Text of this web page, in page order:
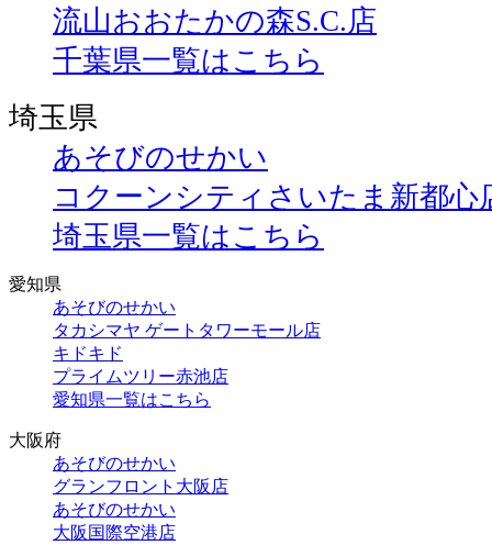
流山おおたかの森S.C.店
千葉県一覧はこちら
埼玉県
あそびのせかい
コクーンシティさいたま新都心
埼玉県一覧はこちら
愛知県
あそびのせかい
タカシマヤ ゲートタワーモール店
キドキド
プライムツリー赤池店
愛知県一覧はこちら
大阪府
あそびのせかい
グランフロント大阪店
あそびのせかい
大阪国際空港店